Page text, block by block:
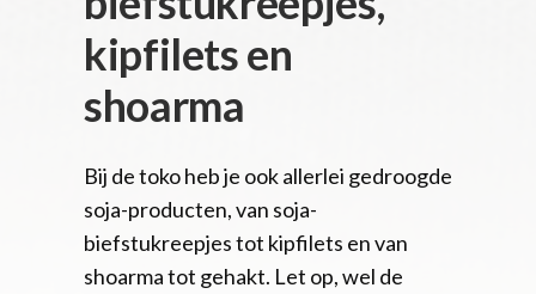
kipfilets en
shoarma
Bij de toko heb je ook allerlei gedroogde
soja-producten, van soja-
biefstukreepjes tot kipfilets en van
shoarma tot gehakt. Let op, wel de